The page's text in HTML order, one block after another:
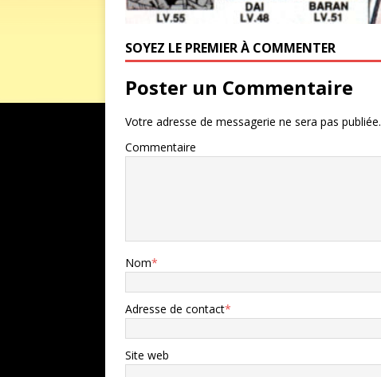
SOYEZ LE PREMIER À COMMENTER
Poster un Commentaire
Votre adresse de messagerie ne sera pas publiée.
Commentaire
Nom*
Adresse de contact*
Site web